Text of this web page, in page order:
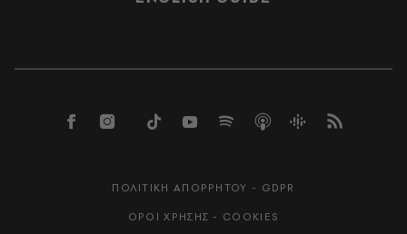
ΠΟΛΙΤΙΚΗ ΑΠΟΡΡΗΤΟΥ - GDPR
ΟΡΟΙ ΧΡΗΣΗΣ - COOKIES